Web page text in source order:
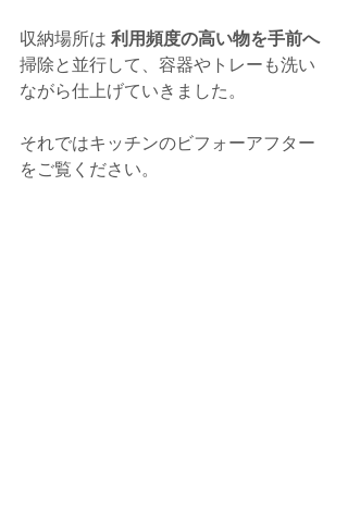
収納場所は 利用頻度の高い物を手前へ
掃除と並行して、容器やトレーも洗い
ながら仕上げていきました。
それではキッチンのビフォーアフター
をご覧ください。